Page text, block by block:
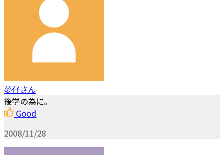
夢仔さん
後学の為に。
Good
2008/11/28